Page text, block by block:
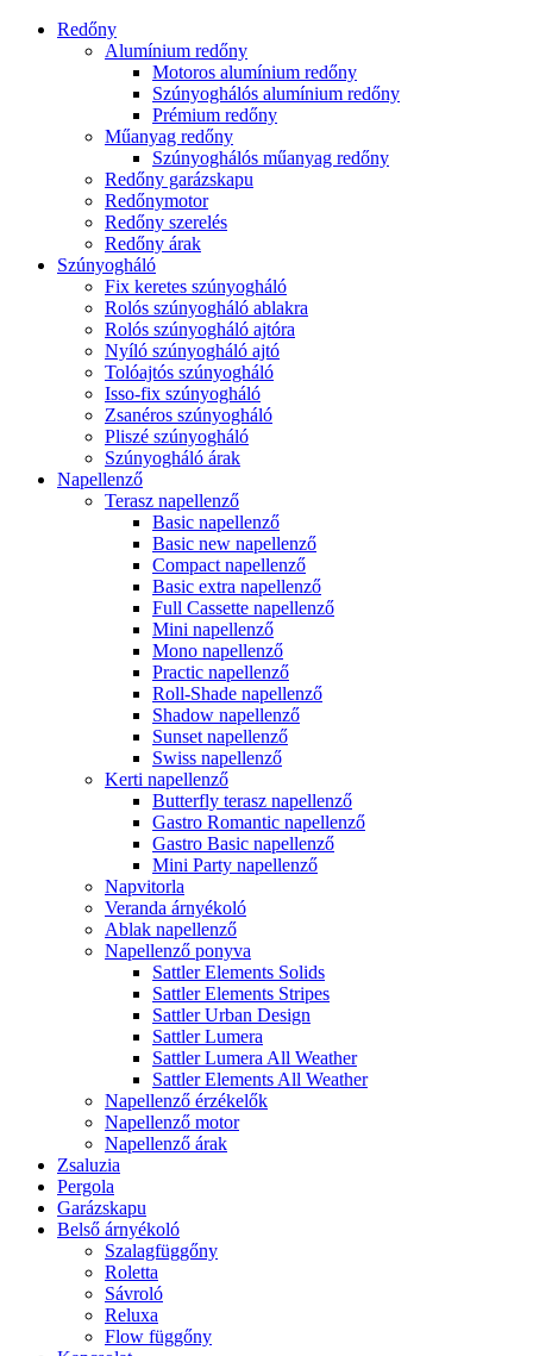
Redőny
Alumínium redőny
Motoros alumínium redőny
Szúnyoghálós alumínium redőny
Prémium redőny
Műanyag redőny
Szúnyoghálós műanyag redőny
Redőny garázskapu
Redőnymotor
Redőny szerelés
Redőny árak
Szúnyogháló
Fix keretes szúnyogháló
Rolós szúnyogháló ablakra
Rolós szúnyogháló ajtóra
Nyíló szúnyogháló ajtó
Tolóajtós szúnyogháló
Isso-fix szúnyogháló
Zsanéros szúnyogháló
Pliszé szúnyogháló
Szúnyogháló árak
Napellenző
Terasz napellenző
Basic napellenző
Basic new napellenző
Compact napellenző
Basic extra napellenző
Full Cassette napellenző
Mini napellenző
Mono napellenző
Practic napellenző
Roll-Shade napellenző
Shadow napellenző
Sunset napellenző
Swiss napellenző
Kerti napellenző
Butterfly terasz napellenző
Gastro Romantic napellenző
Gastro Basic napellenző
Mini Party napellenző
Napvitorla
Veranda árnyékoló
Ablak napellenző
Napellenző ponyva
Sattler Elements Solids
Sattler Elements Stripes
Sattler Urban Design
Sattler Lumera
Sattler Lumera All Weather
Sattler Elements All Weather
Napellenző érzékelők
Napellenző motor
Napellenző árak
Zsaluzia
Pergola
Garázskapu
Belső árnyékoló
Szalagfüggőny
Roletta
Sávroló
Reluxa
Flow függőny